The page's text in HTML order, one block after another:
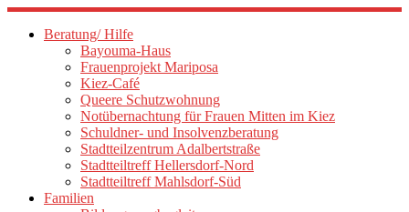
Zum
Inhalt
Beratung/ Hilfe
Bayouma-Haus
Frauenprojekt Mariposa
Kiez-Café
Queere Schutzwohnung
Notübernachtung für Frauen Mitten im Kiez
Schuldner- und Insolvenzberatung
Stadtteilzentrum Adalbertstraße
Stadtteiltreff Hellersdorf-Nord
Stadtteiltreff Mahlsdorf-Süd
Familien